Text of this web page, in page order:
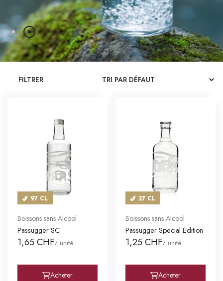
BIÈRES
BOISSONS SANS ALCOOL
CATALOGUES
MAGASINS
SE CONNECTER
FILTRER
97 CL
Boissons sans Alcool
Passugger SC
1,65 CHF/ unité
Acheter
27 CL
Boissons sans Alcool
Passugger Special Edition
1,25 CHF/ unité
Acheter